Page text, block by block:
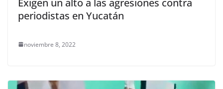
Exigen un alto a las agresiones contra
periodistas en Yucatán
noviembre 8, 2022